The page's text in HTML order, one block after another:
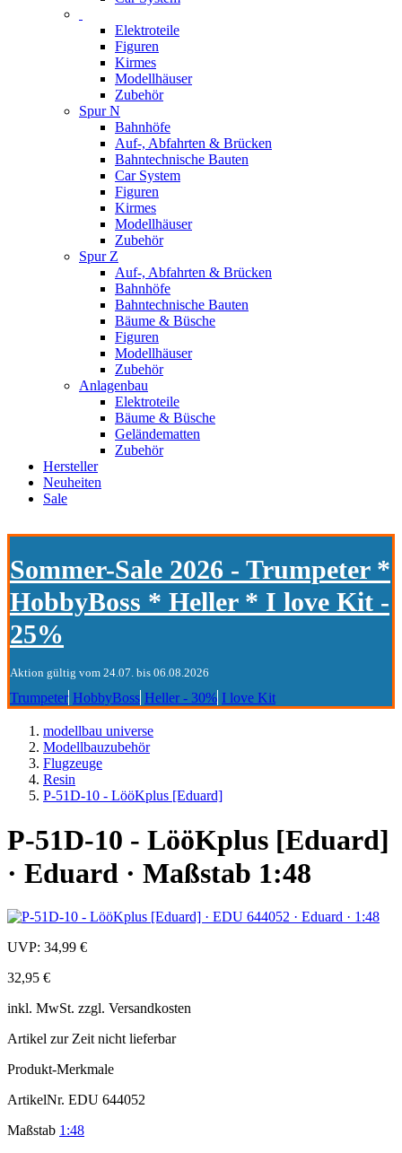
Elektroteile
Figuren
Kirmes
Modellhäuser
Zubehör
Spur N
Bahnhöfe
Auf-, Abfahrten & Brücken
Bahntechnische Bauten
Car System
Figuren
Kirmes
Modellhäuser
Zubehör
Spur Z
Auf-, Abfahrten & Brücken
Bahnhöfe
Bahntechnische Bauten
Bäume & Büsche
Figuren
Modellhäuser
Zubehör
Anlagenbau
Elektroteile
Bäume & Büsche
Geländematten
Zubehör
Hersteller
Neuheiten
Sale
Sommer-Sale 2026 - Trumpeter *
HobbyBoss * Heller * I love Kit -
25%
Aktion gültig vom 24.07. bis 06.08.2026
Trumpeter HobbyBoss Heller - 30% I love Kit
modellbau universe
Modellbauzubehör
Flugzeuge
Resin
P-51D-10 - LööKplus [Eduard]
P-51D-10 - LööKplus [Eduard]
· Eduard · Maßstab 1:48
UVP: 34,99 €
32,95 €
inkl. MwSt. zzgl. Versandkosten
Artikel zur Zeit nicht lieferbar
Produkt-Merkmale
ArtikelNr. EDU 644052
Maßstab 1:48